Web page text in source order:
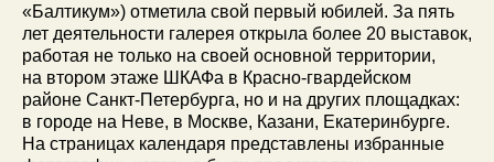
«Балтикум») отметила свой первый юбилей. За пять
лет деятельности галерея открыла более 20 выставок,
работая не только на своей основной территории,
на втором этаже ШКАФа в Красно-гвардейском
районе Санкт-­Петербурга, но и на других площадках:
в городе на Неве, в Москве, Казани, Екатеринбурге.
На страницах календаря представлены избранные
Владимир Фролов
директор издательского дома
vf@balticum.ru
Издательский
дом «Балтикум»
2025